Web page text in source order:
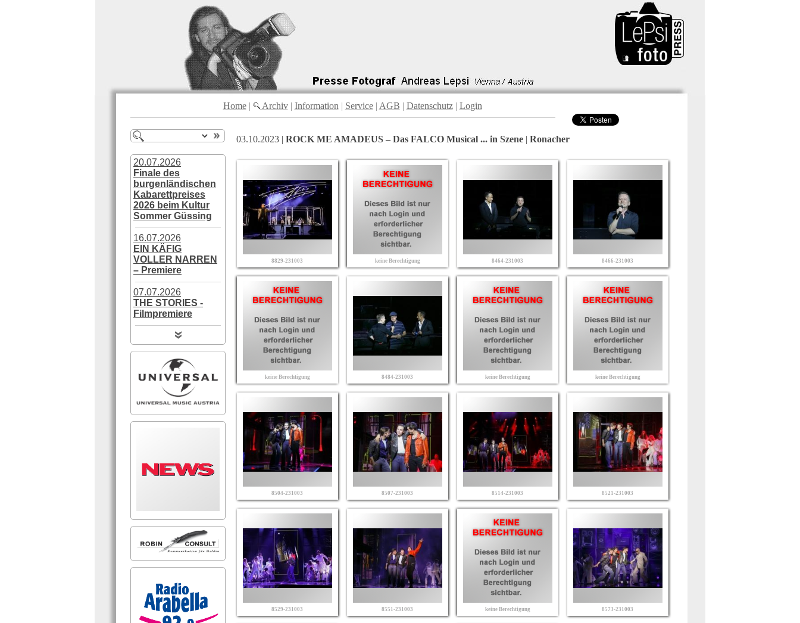
Home| Archiv| Information | Service| AGB | Datenschutz| Login
20.07.2026
Finale des
burgenländischen
Kabarettpreises
2026 beim Kultur
Sommer Güssing
16.07.2026
EIN KÄFIG
VOLLER NARREN
– Premiere
07.07.2026
THE STORIES -
Filmpremiere
03.10.2023 | ROCK ME AMADEUS – Das FALCO Musical ... in Szene | Ronacher
8829-231003 keine Berechtigung 8464-231003 8466-231003
keine Berechtigung 8484-231003 keine Berechtigung keine Berechtigung
8504-231003 8507-231003 8514-231003 8521-231003
8529-231003 8551-231003 keine Berechtigung 8573-231003